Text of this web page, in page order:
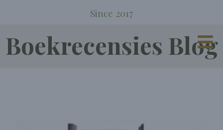
Since 2017
Boekrecensies Blog